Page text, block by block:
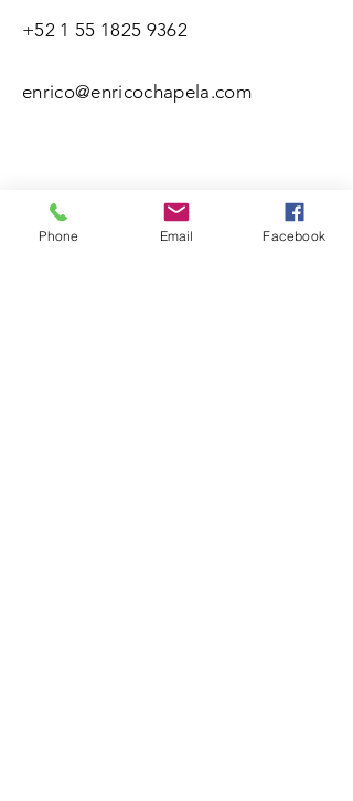
+52 1 55 1825 9362
enrico@enricochapela.com
Phone Email Facebook